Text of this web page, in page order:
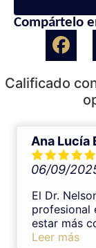
Compártelo
Calificado
Ana Lucía
06/09/
El Dr.
profesional
estar más
un
Leer más